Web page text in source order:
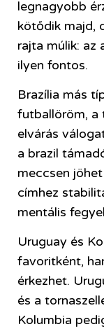
legnagyobb
kötődik majd,
rajta múlik: az
ilyen fontos.
Brazília más
futballöröm, a
elvárás
a brazil
meccsen
címhez
mentális
Uruguay és
favoritként,
érkezhet.
és a
Kolumbia